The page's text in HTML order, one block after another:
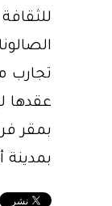
تجارب
بمقر
بمدينة